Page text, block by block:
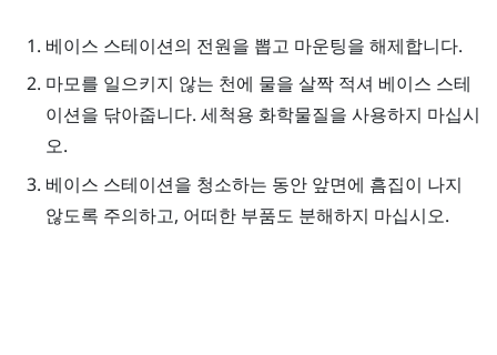
베이스 스테이션의 전원을 뽑고 마운팅을 해제합니다.
마모를 일으키지 않는 천에 물을 살짝 적셔 베이스 스테
이션을 닦아줍니다. 세척용 화학물질을 사용하지 마십시
오.
베이스 스테이션을 청소하는 동안 앞면에 흠집이 나지
않도록 주의하고, 어떠한 부품도 분해하지 마십시오.